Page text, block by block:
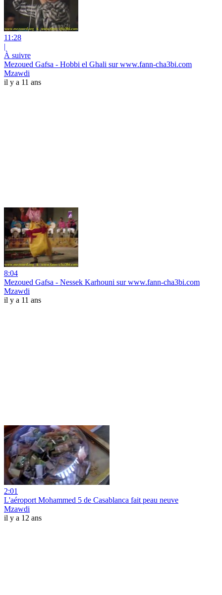
11:28
|
À suivre
Mezoued Gafsa - Hobbi el Ghali sur www.fann-cha3bi.com
Mzawdi
il y a 11 ans
8:04
Mezoued Gafsa - Nessek Karhouni sur www.fann-cha3bi.com
Mzawdi
il y a 11 ans
2:01
L'aéroport Mohammed 5 de Casablanca fait peau neuve
Mzawdi
il y a 12 ans